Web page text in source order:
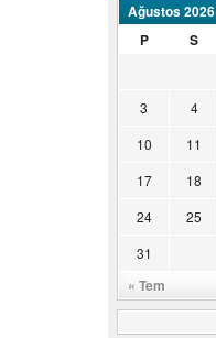
Ağustos 2026
P
S
« Tem
3
4
10
11
17
18
24
25
31